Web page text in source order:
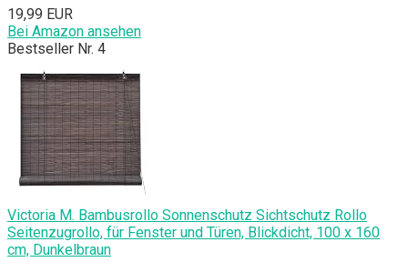
19,99 EUR
Bei Amazon ansehen
Bestseller Nr. 4
Victoria M. Bambusrollo Sonnenschutz Sichtschutz Rollo
Seitenzugrollo, für Fenster und Türen, Blickdicht, 100 x 160
cm, Dunkelbraun